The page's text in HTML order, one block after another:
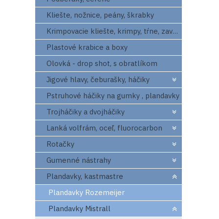
Kliešte, nožnice, peány, škrabky
Krimpovacie kliešte, krimpy, tŕne, zavrtaváky
Plastové krabice a boxy
Olovká - drop shot, s obratlíkom
Jigové hlavy, čeburašky, háčiky
Pstruhové háčiky na gumky , plandavky
Trojháčiky a dvojháčiky
Lanká volfrám, oceľ, fluorocarbon
Rotačky
Gumenné nástrahy
Plandavky, kastmastre
Plandavky Rozemeijer
Plandavky Mistrall